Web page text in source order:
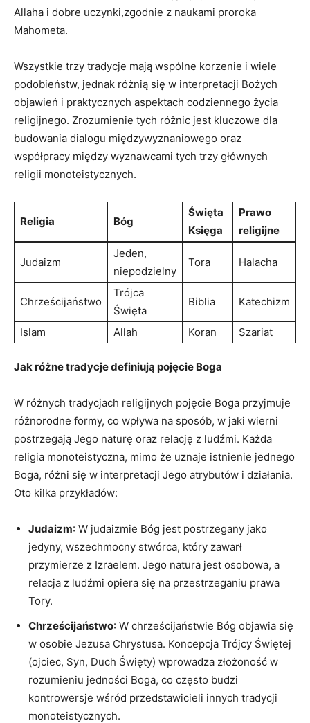
Allaha i ‌dobre⁤ uczynki,zgodnie z ​naukami proroka ​
Mahometa.
Wszystkie trzy tradycje ⁢mają wspólne⁤ korzenie ⁢i wiele
podobieństw, jednak ‌różnią się w interpretacji Bożych
‍objawień i​ praktycznych ‌aspektach codziennego życia
religijnego. Zrozumienie tych różnic⁣ jest kluczowe dla
budowania⁤ dialogu międzywyznaniowego oraz
współpracy ⁣między wyznawcami tych trzy głównych
religii monoteistycznych.
Religia Bóg
Święta
Księga
Prawo
religijne
Judaizm
Jeden,
niepodzielny
Tora Halacha
Chrześcijaństwo
Trójca
‍Święta
Biblia Katechizm
Islam Allah Koran Szariat
Jak różne tradycje definiują pojęcie Boga
W różnych tradycjach religijnych pojęcie ⁢Boga przyjmuje​
różnorodne⁢ formy, co wpływa​ na sposób, w jaki wierni
⁣postrzegają Jego ​naturę oraz relację⁢ z ⁣ludźmi. ‍Każda
religia monoteistyczna, mimo że uznaje‍ istnienie⁤ jednego
Boga, różni się w interpretacji Jego atrybutów⁣ i działania.
Oto⁤ kilka​ przykładów:
Judaizm: W​ judaizmie Bóg⁤ jest postrzegany jako
jedyny,⁤ wszechmocny stwórca, który​ zawarł
przymierze‌ z Izraelem. Jego ⁣natura jest osobowa, a
relacja z ludźmi⁣ opiera się⁤ na przestrzeganiu prawa
Tory.
Chrześcijaństwo:​ W chrześcijaństwie Bóg objawia się
w osobie Jezusa ⁢Chrystusa. Koncepcja ⁢Trójcy Świętej
(ojciec, Syn, Duch Święty) wprowadza złożoność ‌w‍
rozumieniu‌ jedności ⁢Boga, co często ⁢budzi
kontrowersje wśród przedstawicieli innych⁣ tradycji
monoteistycznych.